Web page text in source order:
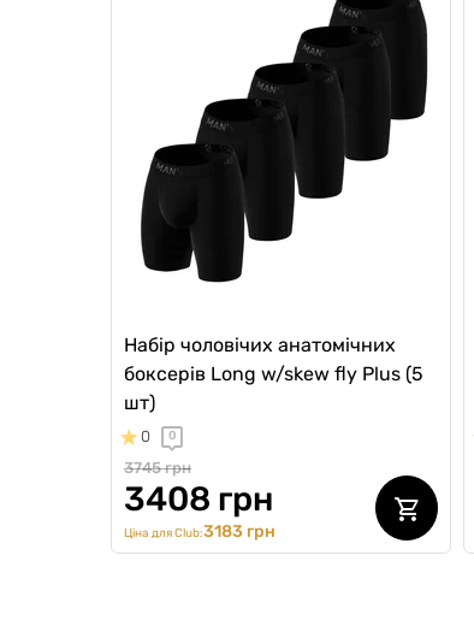
Набір чоловічих анатомічних
боксерів Long w/skew fly Plus (5
шт)
0 0
3745 грн
3408 грн
Ціна для Club:3183 грн